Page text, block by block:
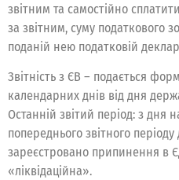
звітним та самостійно
за звітним, суму податкового
поданій нею податковій
Звітність з ЄВ – подається
календарних днів від дня
Останній звітий період: з дня
попереднього звітного
зареєстровано припинення в
«ліквідаційна».